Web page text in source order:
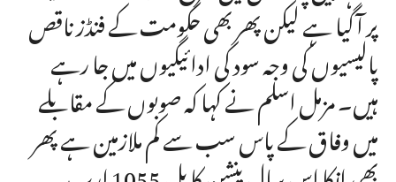
پر آگیا ہے لیکن پھر بھی حکومت کے فنڈز ناقص
پالیسیوں کی وجہ سود کی ادائیگیوں میں جا رہے
ہیں۔ مزمل اسلم نے کہا کہ صوبوں کے مقابلے
میں وفاق کے پاس سب سے کم ملازمین ہے پھر